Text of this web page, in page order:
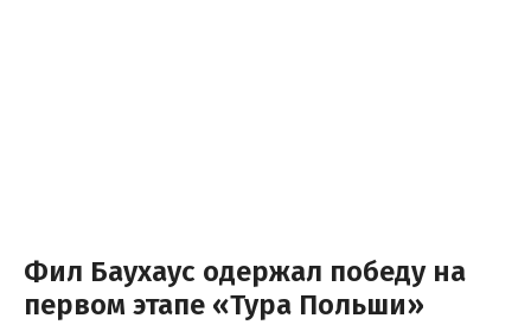
Фил Баухаус одержал победу на
первом этапе «Тура Польши»